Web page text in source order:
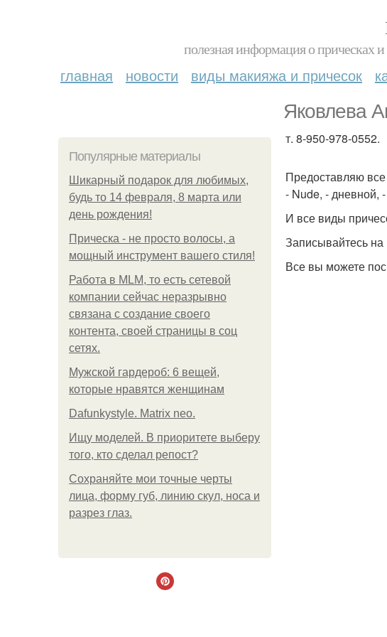
полезная информация о прическах
главная новости виды макияжа и причесок
Яковлева
Популярные материалы
Шикарный подарок для любимых,
будь то 14 февраля, 8 марта или
день рождения!
Прическа - не просто волосы, а
мощный инструмент вашего стиля!
Работа в MLM, то есть сетевой
компании сейчас неразрывно
связана с создание своего
контента, своей страницы в соц
сетях.
Мужской гардероб: 6 вещей,
которые нравятся женщинам
Dafunkystyle. Matrix neo.
Ищу моделей. В приоритете выберу
того, кто сделал репост?
Сохраняйте мои точные черты
лица, форму губ, линию скул, носа и
разрез глаз.
т. 8-950-978-0552.
Предоставляю
- Nude, - дневной,
И все виды
Записывайтесь
Все вы можете